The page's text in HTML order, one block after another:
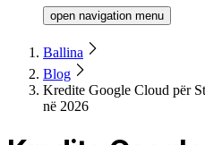
open navigation menu
Ballina
Blog
Kredite Google Cloud për
në 2026